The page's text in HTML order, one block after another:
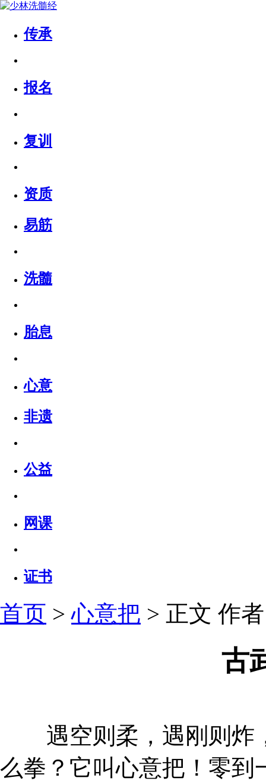
传承
报名
复训
资质
易筋
洗髓
胎息
心意
非遗
公益
网课
证书
首页 >心意把 > 正文 作
古
遇空则柔，遇刚则炸
么拳？它叫心意把！零到